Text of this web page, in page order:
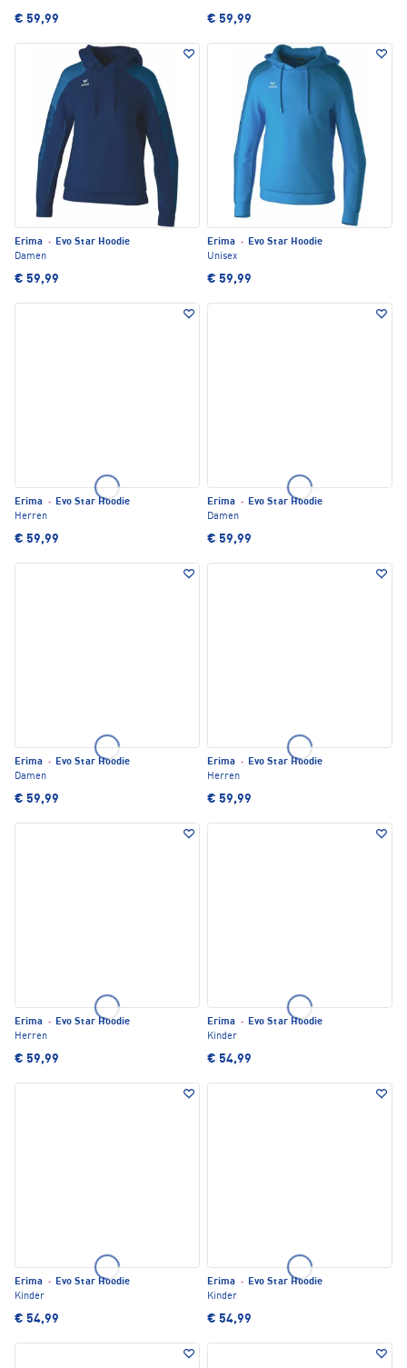
€ 59,99 € 59,99
Erima · Evo Star Hoodie
Damen
€ 59,99
Erima · Evo Star Hoodie
Unisex
€ 59,99
Erima · Evo Star Hoodie
Herren
€ 59,99
Erima · Evo Star Hoodie
Damen
€ 59,99
Erima · Evo Star Hoodie
Damen
€ 59,99
Erima · Evo Star Hoodie
Herren
€ 59,99
Erima · Evo Star Hoodie
Herren
€ 59,99
Erima · Evo Star Hoodie
Kinder
€ 54,99
Erima · Evo Star Hoodie
Kinder
€ 54,99
Erima · Evo Star Hoodie
Kinder
€ 54,99